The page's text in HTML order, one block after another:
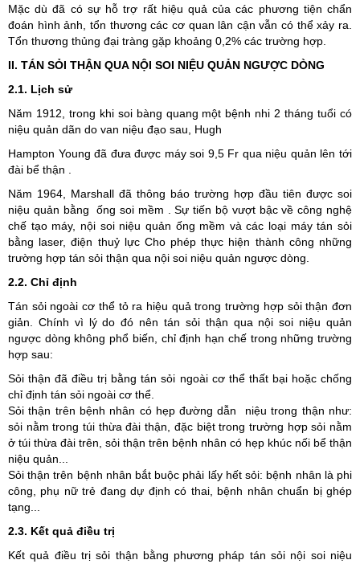
Mặc dù đã có sự hỗ trợ rất hiệu quả của các phương tiện chẩn
đoán hình ảnh, tổn thương các cơ quan lân cận vẫn có thể xảy ra.
Tổn thương thủng đại tràng gặp khoảng 0,2% các trường hợp.
II. TÁN SỎI THẬN QUA NỘI SOI NIỆU QUẢN NGƯỢC DÒNG
2.1. Lịch sử
Năm 1912, trong khi soi bàng quang một bệnh nhi 2 tháng tuổi có
niệu quản dãn do van niệu đạo sau, Hugh
Hampton Young đã đưa được máy soi 9,5 Fr qua niệu quản lên tới
đài bể thận .
Năm 1964, Marshall đã thông báo trường hợp đầu tiên được soi
niệu quản bằng ống soi mềm . Sự tiến bộ vượt bậc về công nghệ
chế tạo máy, nội soi niệu quản ống mềm và các loại máy tán sỏi
bằng laser, điện thuỷ lực Cho phép thực hiện thành công những
trường hợp tán sỏi thận qua nội soi niệu quản ngược dòng.
2.2. Chỉ định
Tán sỏi ngoài cơ thể tỏ ra hiệu quả trong trường hợp sỏi thận đơn
giản. Chính vì lý do đó nên tán sỏi thận qua nội soi niệu quản
ngược dòng không phổ biến, chỉ định hạn chế trong những trường
hợp sau:
Sỏi thận đã điều trị bằng tán sỏi ngoài cơ thể thất bại hoặc chống
chỉ định tán sỏi ngoài cơ thể.
Sỏi thận trên bệnh nhân có hẹp đường dẫn niệu trong thận như:
sỏi nằm trong túi thừa đài thận, đặc biệt trong trường hợp sỏi nằm
ở túi thừa đài trên, sỏi thận trên bệnh nhân có hẹp khúc nối bể thận
niệu quản...
Sỏi thận trên bệnh nhân bắt buộc phải lấy hết sỏi: bệnh nhân là phi
công, phụ nữ trẻ đang dự định có thai, bệnh nhân chuẩn bị ghép
tạng...
2.3. Kết quả điều trị
Kết quả điều trị sỏi thận bằng phương pháp tán sỏi nội soi niệu